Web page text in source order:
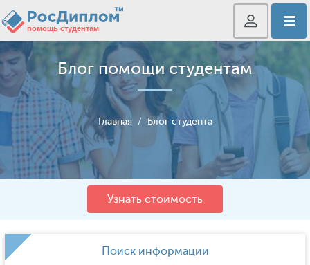
Блог помощи студентам
Главная / Блог студента
Узнать стоимость
Поиск информации